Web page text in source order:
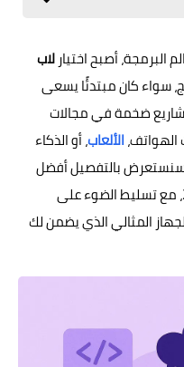
أصبح اختيارلاب
سواء كان مبتدئًا يسعى
ضخمة في مجالات
الألعاب، أو الذكاء
سنستعرض بالتفصيل أفضل
مواصفات لاب توب للبرمجة لعام 2025، مع تسليط الضوء على
المثالي الذي يضمن لك